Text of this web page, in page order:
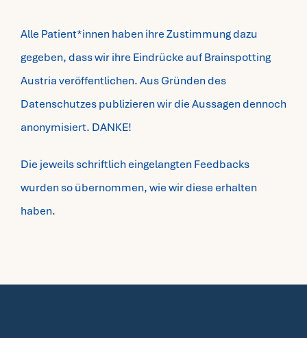
Alle Patient*innen haben ihre Zustimmung dazu
gegeben, dass wir ihre Eindrücke auf Brainspotting
Austria veröffentlichen. Aus Gründen des
Datenschutzes publizieren wir die Aussagen dennoch
anonymisiert. DANKE!
Die jeweils schriftlich eingelangten Feedbacks
wurden so übernommen, wie wir diese erhalten
haben.